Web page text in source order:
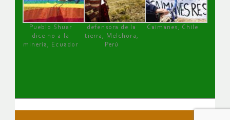
Pueblo Shuar
dice no a la
minería, Ecuador
defensora de la
tierra, Melchora,
Perú
Caimanes, Chile